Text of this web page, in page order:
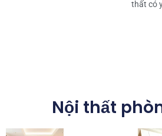
thất có
Nội thất